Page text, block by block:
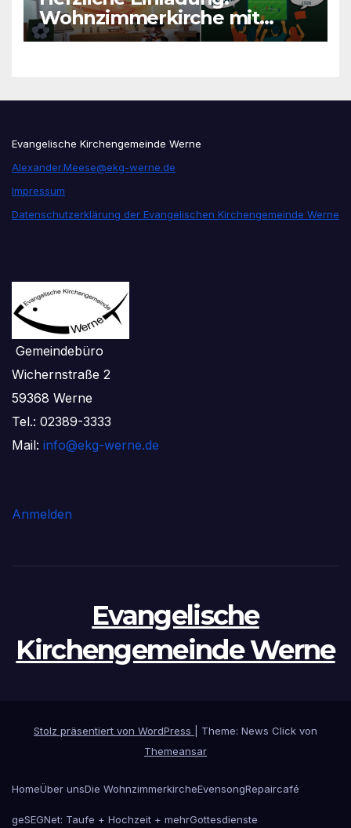
Wohnzimmerkirche mit
unseren Konfis
Evangelische Kirchengemeinde Werne
Alexander.Meese@ekg-werne.de
Impressum
Datenschutzerklärung der Evangelischen Kirchengemeinde Werne
Gemeindebüro
Wichernstraße 2
59368 Werne
Tel.: 02389-3333
Mail: info@ekg-werne.de
Anmelden
Evangelische
Kirchengemeinde Werne
Stolz präsentiert von WordPress
Theme: News Click von
Themeansar
HomeÜber unsDie WohnzimmerkircheEvensongRepaircafé
geSEGNet: Taufe + Hochzeit + mehrGottesdienste